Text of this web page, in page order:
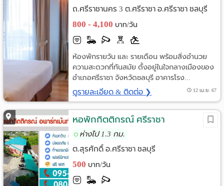
ถ.ศรีราชานคร 3 ต.ศรีราชา อ.ศรีราชา ชลบุรี
800 - 4,100 บาท/วัน
ห้องพักรายวัน และ รายเดือน พร้อมสิ่งอำนวย
ความสะดวกที่ทันสมัย ตั้งอยู่ในใจกลางเมืองของ
อำเภอศรีราชา จังหวัดชลบุรี อาคารโรง...
ดูรายละเอียด & ติดต่อ ❯ 12 เม.ย. 67
หอพักกิตติกรณ์ ศรีราชา
ห่างไป 1.3 กม.
ต.สุรศักดิ์ อ.ศรีราชา ชลบุรี
500 บาท/วัน